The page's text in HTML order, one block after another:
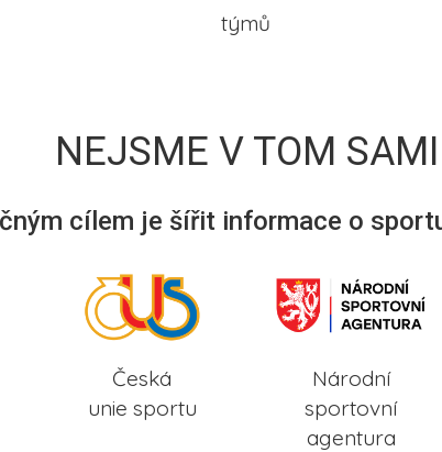
týmů
NEJSME V TOM SAMI
cílem je šířit informace o
Česká
unie sportu
Národní
sportovní
agentura